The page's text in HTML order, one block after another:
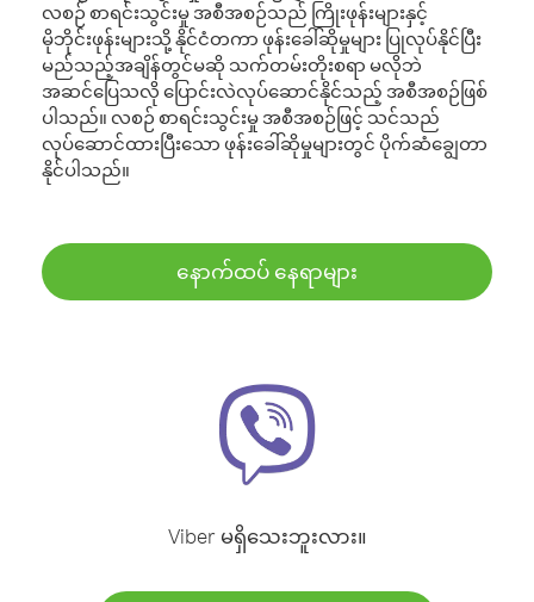
လစဉ် စာရင်းသွင်းမှု အစီအစဉ်သည် ကြိုးဖုန်းများနှင့်
မိုဘိုင်းဖုန်းများသို့ နိုင်ငံတကာ ဖုန်းခေါ်ဆိုမှုများ ပြုလုပ်နိုင်ပြီး
မည်သည့်အချိန်တွင်မဆို သက်တမ်းတိုးစရာ မလိုဘဲ
အဆင်ပြေသလို ပြောင်းလဲလုပ်ဆောင်နိုင်သည့် အစီအစဉ်ဖြစ်
ပါသည်။ လစဉ် စာရင်းသွင်းမှု အစီအစဉ်ဖြင့် သင်သည်
လုပ်ဆောင်ထားပြီးသော ဖုန်းခေါ်ဆိုမှုများတွင် ပိုက်ဆံချွေတာ
နိုင်ပါသည်။
နောက်ထပ် နေရာများ
Viber မရှိသေးဘူးလား။